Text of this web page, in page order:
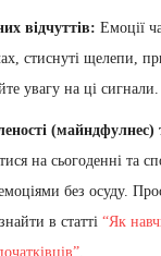
відчуттів: Емоції
стиснуті щелепи,
увагу на ці сигнали.
(майндфулнес)
на сьогоденні та
без осуду.
в статті “Як
.